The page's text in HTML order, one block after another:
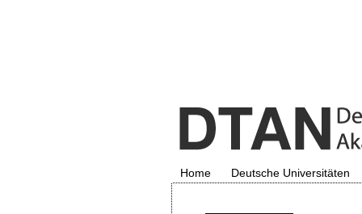
Home Deutsche Universitäten